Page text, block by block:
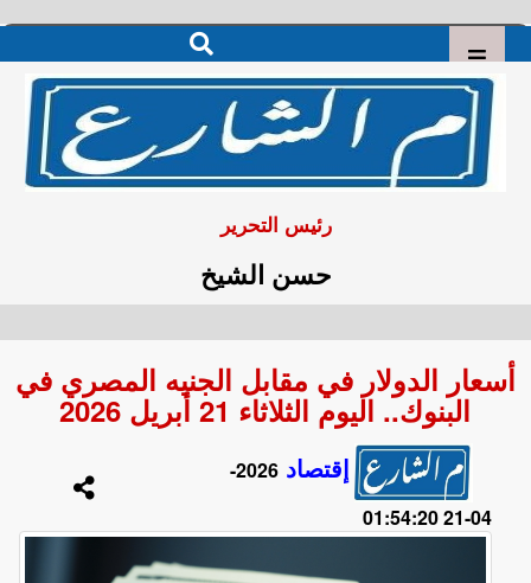
رئيس التحرير
حسن الشيخ
أسعار الدولار في مقابل الجنيه المصري في
البنوك.. اليوم الثلاثاء 21 أبريل 2026
إقتصاد
2026-
04-21 01:54:20